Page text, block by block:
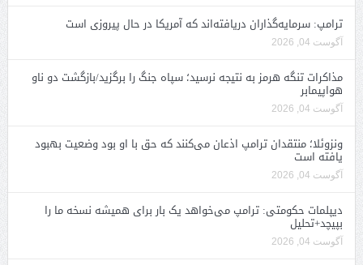
ترامپ: سرمایه‌گذاران دریافته‌اند که آمریکا در حال پیروزی است
آگوست 04, 2026
مذاکرات تنگه هرمز به نتیجه نرسید؛ سپاه جنگ را برگزید/بازگشت دو ناو
هواپیمابر
آگوست 04, 2026
ونزوئلا؛ منتقدان ترامپ اذعان می‌کنند که حق با او بود وضعیت بهبود
یافته است
آگوست 04, 2026
دیپلمات حکومتی: ترامپ می‌خواهد یک بار برای همیشه نسخه ما را
بپیچد+تحلیل
آگوست 04, 2026